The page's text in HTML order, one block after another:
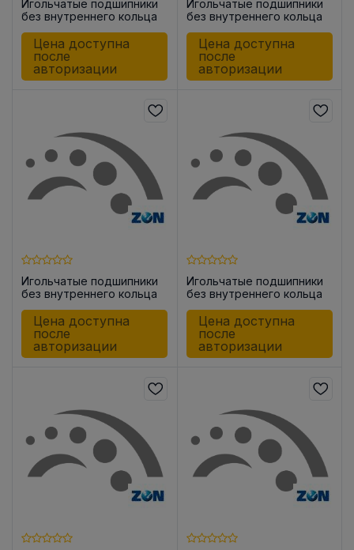
Игольчатые подшипники
без внутреннего кольца
Цена доступна
после
авторизации
Игольчатые подшипники
без внутреннего кольца
Цена доступна
после
авторизации
Игольчатые подшипники
без внутреннего кольца
HK1012
Цена доступна
после
авторизации
Игольчатые подшипники
без внутреннего кольца
HK1210 -2RS
Цена доступна
после
авторизации